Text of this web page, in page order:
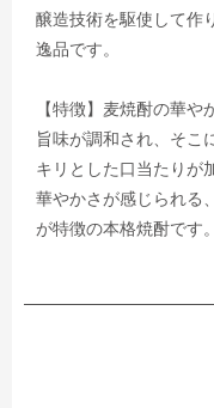
醸造技術を駆使して作
逸品です。
【特徴】麦焼酎の華
旨味が調和され、そこ
キリとした口当たりが
華やかさが感じられる
が特徴の本格焼酎です。